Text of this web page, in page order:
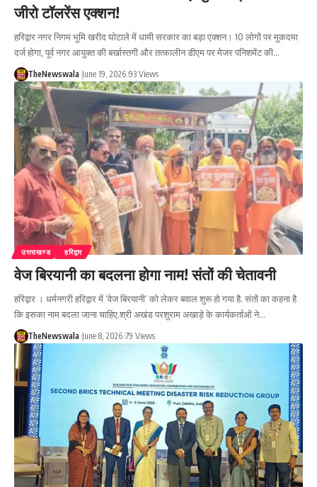
जीरो टॉलरेंस एक्शन!
हरिद्वार नगर निगम भूमि खरीद घोटाले में धामी सरकार का बड़ा एक्शन। 10 लोगों पर मुकदमा
दर्ज होगा, पूर्व नगर आयुक्त की बर्खास्तगी और तत्कालीन डीएम पर मेजर पनिशमेंट की…
TheNewswala June 19, 2026 93 Views
उत्तराखण्ड हरिद्वार
वेज बिरयानी का बदलना होगा नाम! संतों की चेतावनी
हरिद्वार । धर्मनगरी हरिद्वार में ‘वेज बिरयानी’ को लेकर बवाल शुरू हो गया है. संतों का कहना है
कि इसका नाम बदला जाना चाहिए.श्री अखंड परशुराम अखाड़े के कार्यकर्ताओं ने…
TheNewswala June 8, 2026 79 Views